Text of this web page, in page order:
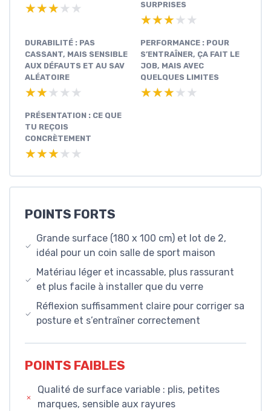
★★★★★
★★★★★
SURPRISES
★★★★★
★★★★★
DURABILITÉ : PAS
CASSANT, MAIS SENSIBLE
AUX DÉFAUTS ET AU SAV
ALÉATOIRE
★★★★★
★★★★★
PERFORMANCE : POUR
S’ENTRAÎNER, ÇA FAIT LE
JOB, MAIS AVEC
QUELQUES LIMITES
★★★★★
★★★★★
PRÉSENTATION : CE QUE
TU REÇOIS
CONCRÈTEMENT
★★★★★
★★★★★
POINTS FORTS
Grande surface (180 x 100 cm) et lot de 2,
idéal pour un coin salle de sport maison
Matériau léger et incassable, plus rassurant
et plus facile à installer que du verre
Réflexion suffisamment claire pour corriger sa
posture et s’entraîner correctement
POINTS FAIBLES
Qualité de surface variable : plis, petites
marques, sensible aux rayures